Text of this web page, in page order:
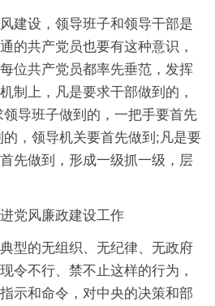
建设，领导班子和领导干部是
的共产党员也要有这种意识，
位共产党员都率先垂范，发挥
制上，凡是要求干部做到的，
导班子做到的，一把手要首先
，领导机关要首先做到;凡是要
先做到，形成一级抓一级，层
党风廉政建设工作
型的无组织、无纪律、无政府
令不行、禁不止这样的行为，
示和命令，对中央的决策和部